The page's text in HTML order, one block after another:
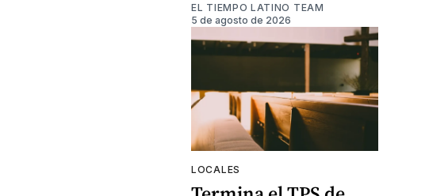
EL TIEMPO LATINO TEAM
5 de agosto de 2026
LOCALES